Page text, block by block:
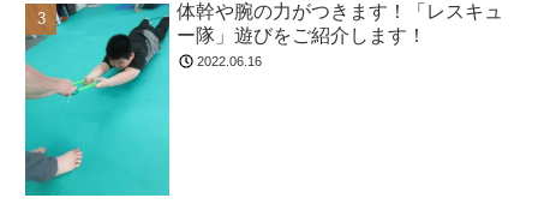
体幹や腕の力がつきます！「レスキュ
ー隊」遊びをご紹介します！
2022.06.16